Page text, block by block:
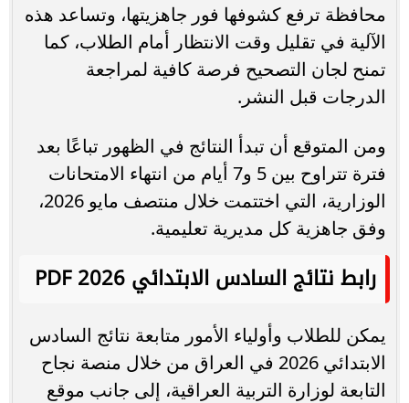
محافظة ترفع كشوفها فور جاهزيتها، وتساعد هذه
الآلية في تقليل وقت الانتظار أمام الطلاب، كما
تمنح لجان التصحيح فرصة كافية لمراجعة
الدرجات قبل النشر.
ومن المتوقع أن تبدأ النتائج في الظهور تباعًا بعد
فترة تتراوح بين 5 و7 أيام من انتهاء الامتحانات
الوزارية، التي اختتمت خلال منتصف مايو 2026،
وفق جاهزية كل مديرية تعليمية.
رابط نتائج السادس الابتدائي 2026 PDF
يمكن للطلاب وأولياء الأمور متابعة نتائج السادس
الابتدائي 2026 في العراق من خلال منصة نجاح
التابعة لوزارة التربية العراقية، إلى جانب موقع